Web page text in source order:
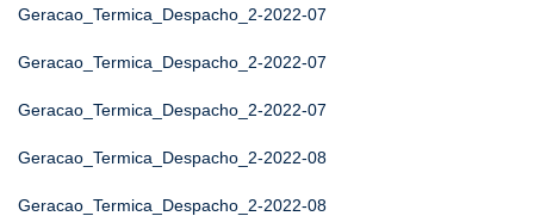
Geracao_Termica_Despacho_2-2022-07
Geracao_Termica_Despacho_2-2022-07
Geracao_Termica_Despacho_2-2022-07
Geracao_Termica_Despacho_2-2022-08
Geracao_Termica_Despacho_2-2022-08